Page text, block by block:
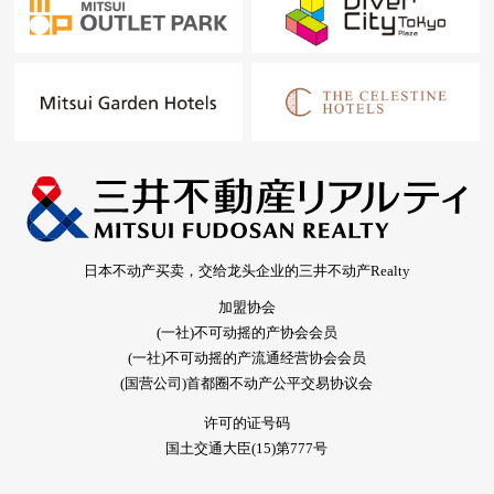
日本不动产买卖，交给龙头企业的三井不动产Realty
加盟协会
(一社)不可动摇的产协会会员
(一社)不可动摇的产流通经营协会会员
(国营公司)首都圈不动产公平交易协议会
许可的证号码
国土交通大臣(15)第777号